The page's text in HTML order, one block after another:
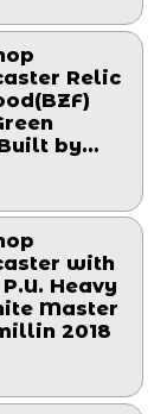
Relic
by
with
Heavy
Master
2018